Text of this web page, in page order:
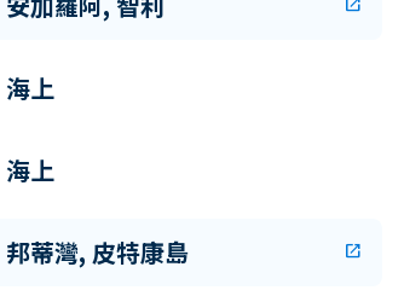
open_in_new
海上
海上
邦蒂灣, 皮特康島 open_in_new